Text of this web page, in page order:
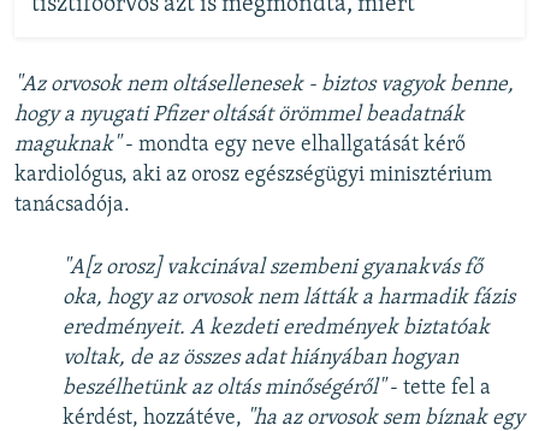
tisztifőorvos azt is megmondta, miért
"Az orvosok nem oltásellenesek - biztos vagyok benne,
hogy a nyugati Pfizer oltását örömmel beadatnák
maguknak"- mondta egy neve elhallgatását kérő
kardiológus, aki az orosz egészségügyi minisztérium
tanácsadója.
"A[z orosz] vakcinával szembeni gyanakvás fő
oka, hogy az orvosok nem látták a harmadik fázis
eredményeit. A kezdeti eredmények biztatóak
voltak, de az összes adat hiányában hogyan
beszélhetünk az oltás minőségéről"- tette fel a
kérdést, hozzátéve, "ha az orvosok sem bíznak egy